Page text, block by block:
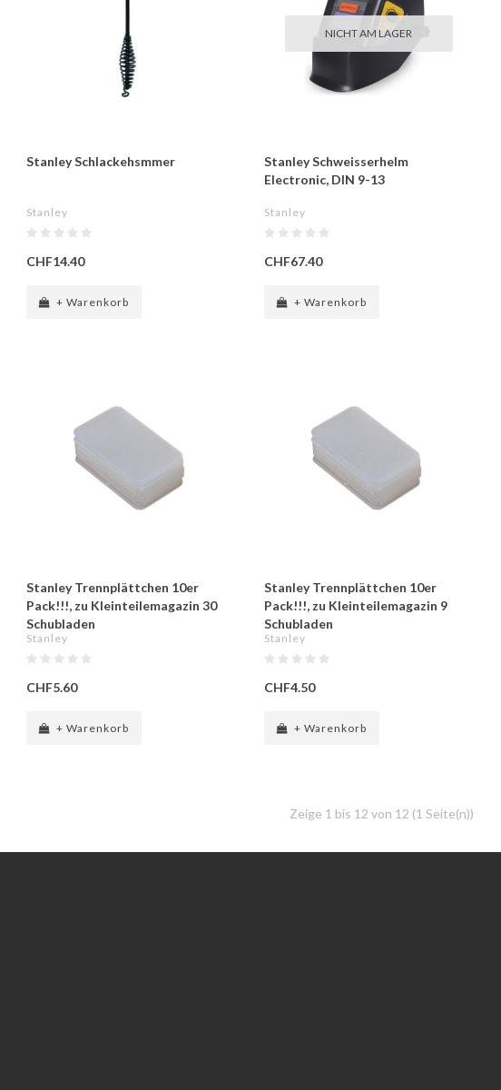
Stanley Schlackehsmmer
Stanley
CHF14.40
+ Warenkorb
NICHT AM LAGER
Stanley Schweisserhelm
Electronic, DIN 9-13
Stanley
CHF67.40
+ Warenkorb
Stanley Trennplättchen 10er
Pack!!!, zu Kleinteilemagazin 30
Schubladen
Stanley
CHF5.60
+ Warenkorb
Stanley Trennplättchen 10er
Pack!!!, zu Kleinteilemagazin 9
Schubladen
Stanley
CHF4.50
+ Warenkorb
Zeige 1 bis 12 von 12 (1 Seite(n))